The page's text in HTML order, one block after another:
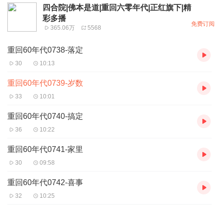
四合院|佛本是道|重回六零年代|正红旗下|精
彩多播
365.06万 5568
免费订阅
重回60年代0738-落定
30 10:13
重回60年代0739-岁数
33 10:01
重回60年代0740-搞定
36 10:22
重回60年代0741-家里
30 09:58
重回60年代0742-喜事
32 10:25